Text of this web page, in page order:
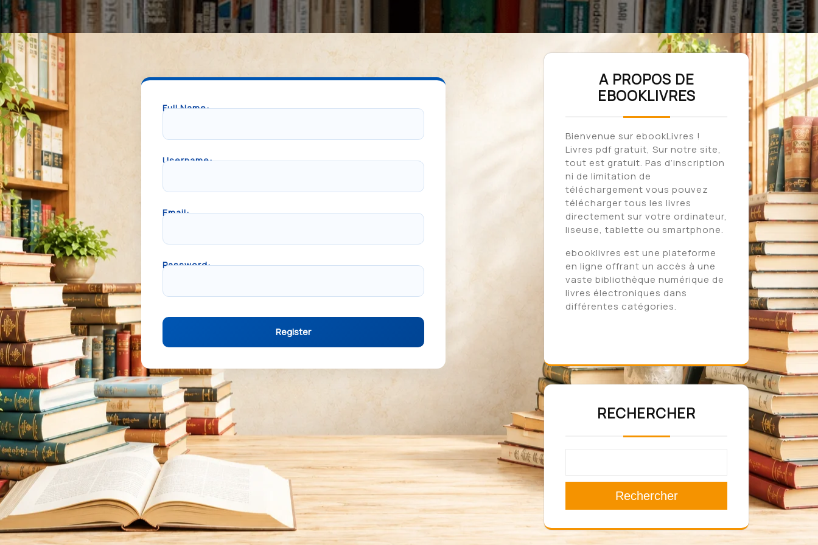
Full Name:
Username:
Email:
Password:
A PROPOS DE
EBOOKLIVRES
Bienvenue sur ebookLivres !
Livres pdf gratuit, Sur notre site,
tout est gratuit. Pas d’inscription
ni de limitation de
téléchargement vous pouvez
télécharger tous les livres
directement sur votre ordinateur,
liseuse, tablette ou smartphone.
ebooklivres est une plateforme
en ligne offrant un accès à une
vaste bibliothèque numérique de
livres électroniques dans
différentes catégories.
RECHERCHER
Rechercher